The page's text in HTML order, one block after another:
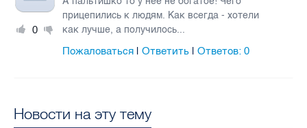
0
прицепились к людям. Как всегда - хотели
как лучше, а получилось...
Пожаловаться |Ответить |Ответов:0
Новости на эту тему